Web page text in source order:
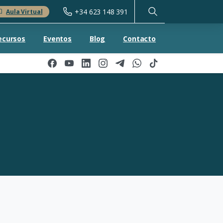
Aula Virtual +34 623 148 391
Eventos Blog Contacto